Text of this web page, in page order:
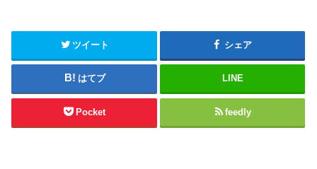
ツイート シェア
はてブ LINE
Pocket feedly